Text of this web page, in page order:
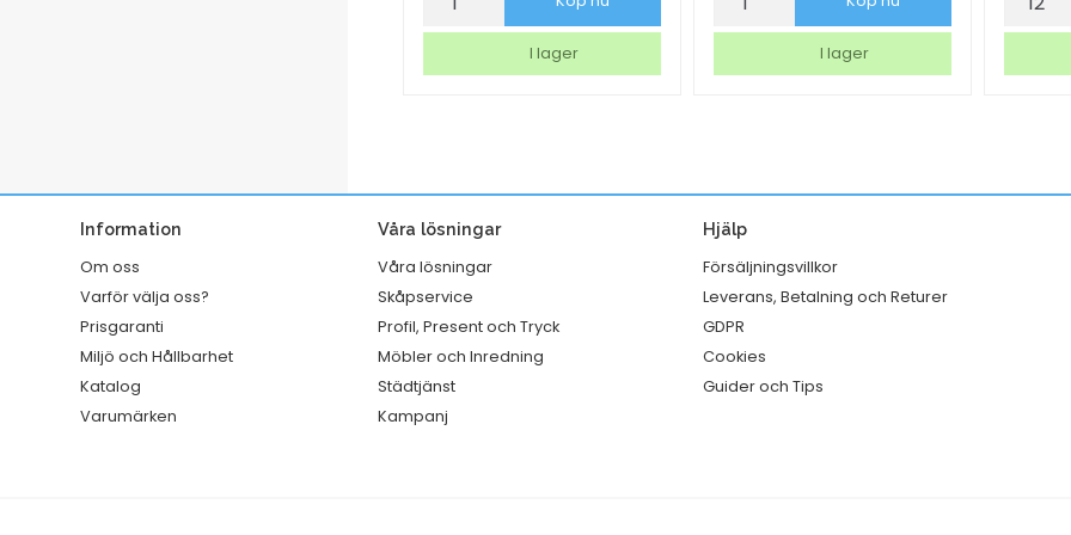
tag
I lager
T580DW
I lager
50cl
Information
Om oss
Varför välja oss?
Prisgaranti
Miljö och Hållbarhet
Katalog
Varumärken
Våra lösningar
Våra lösningar
Skåpservice
Profil, Present och Tryck
Möbler och Inredning
Städtjänst
Kampanj
Hjälp
Försäljningsvillkor
Leverans, Betalning och Returer
GDPR
Cookies
Guider och Tips